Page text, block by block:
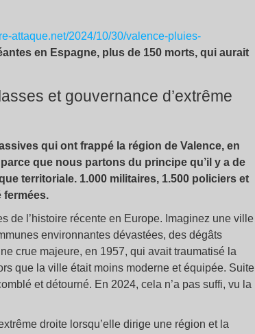
attaque.net/2024/10/30/valence-pluies-
en Espagne, plus de 150 morts, qui aurait
et gouvernance d’extrême
qui ont frappé la région de Valence, en
que nous partons du principe qu’il y a de
territoriale. 1.000 militaires, 1.500 policiers et
fermées.
de l’histoire récente en Europe. Imaginez une ville
environnantes dévastées, des dégâts
crue majeure, en 1957, qui avait traumatisé la
que la ville était moins moderne et équipée. Suite
et détourné. En 2024, cela n’a pas suffi, vu la
droite lorsqu’elle dirige une région et la